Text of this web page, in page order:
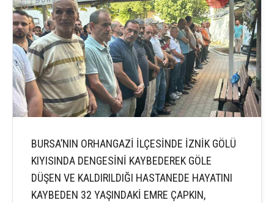
BURSA’NIN ORHANGAZİ İLÇESİNDE İZNİK GÖLÜ
KIYISINDA DENGESİNİ KAYBEDEREK GÖLE
DÜŞEN VE KALDIRILDIĞI HASTANEDE HAYATINI
KAYBEDEN 32 YAŞINDAKİ EMRE ÇAPKIN,